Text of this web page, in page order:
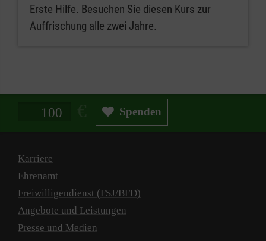
Erste Hilfe. Besuchen Sie diesen Kurs zur
Auffrischung alle zwei Jahre.
Spendenbetrag in Euro Spenden
Karriere
Ehrenamt
Freiwilligendienst (FSJ/BFD)
Angebote und Leistungen
Presse und Medien